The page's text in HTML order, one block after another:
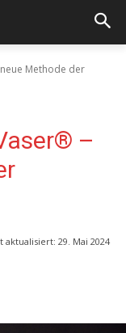
Methode der
–
aktualisiert: 29. Mai 2024